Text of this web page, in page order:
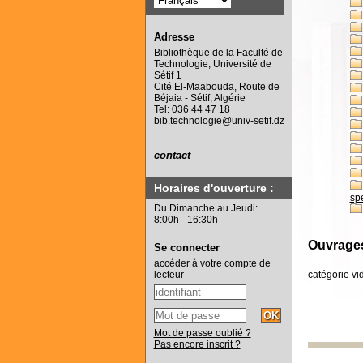
catégorie
Adresse
Bibliothèque de la Faculté de
Technologie, Université de
Sétif 1
Cité El-Maabouda, Route de
Béjaia - Sétif, Algérie
Tel: 036 44 47 18
bib.technologie@univ-setif.dz
contact
Horaires d'ouverture :
Du Dimanche au Jeudi:
8:00h - 16:30h
Se connecter
accéder à votre compte de
lecteur
Mot de passe oublié ?
Pas encore inscrit ?